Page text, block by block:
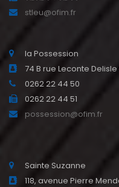
stleu@ofim.fr
la Possession
74 B rue Leconte Delisle
0262 22 44 50
0262 22 44 51
possession@ofim.fr
Sainte Suzanne
118, avenue Pierre